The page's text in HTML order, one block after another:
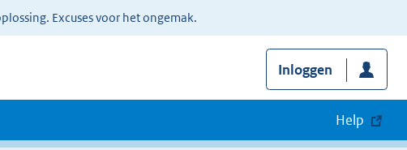
Excuses voor het ongemak.
Inloggen
Help